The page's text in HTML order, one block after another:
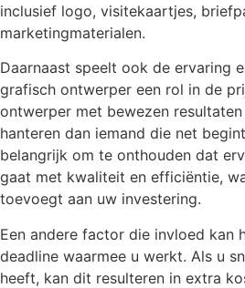
inclusief logo, visitekaartjes,
marketingmaterialen.
Daarnaast speelt ook de ervaring
grafisch ontwerper een rol in de
ontwerper met bewezen
hanteren dan iemand die net
belangrijk om te onthouden dat
gaat met kwaliteit en efficiëntie,
toevoegt aan uw investering.
Een andere factor die invloed kan
deadline waarmee u werkt. Als u
heeft, kan dit resulteren in extra